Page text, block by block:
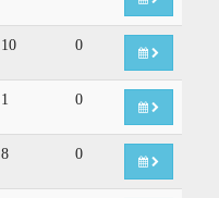
10 0
1 0
8 0